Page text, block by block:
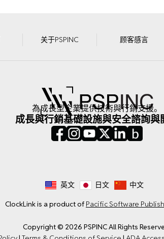
关于PSPINC 顾客感言
為成長型企業提供技術與行銷支援。
成長與行銷基礎設施與安全諮詢與
英文 日文 中文
ClockLink is a product of Pacific Software
Copyright © 2026 PSPINC All Rights